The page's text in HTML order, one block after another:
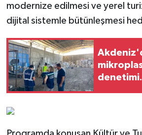
modernize edilmesi ve yerel
dijital sistemle bütünleşmesi